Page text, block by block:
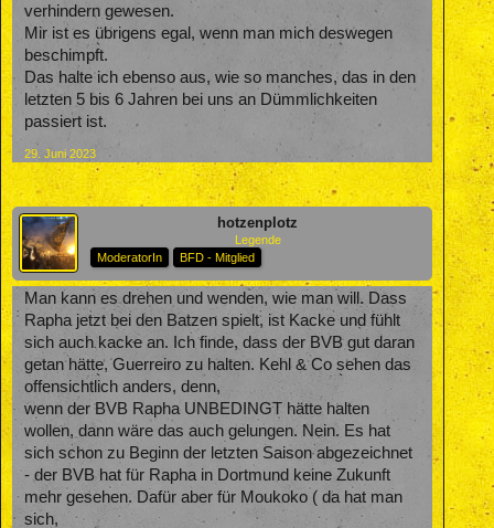
verhindern gewesen.
Mir ist es übrigens egal, wenn man mich deswegen
beschimpft.
Das halte ich ebenso aus, wie so manches, das in den
letzten 5 bis 6 Jahren bei uns an Dümmlichkeiten
passiert ist.
29. Juni 2023
hotzenplotz
Legende
ModeratorIn
BFD - Mitglied
Man kann es drehen und wenden, wie man will. Dass
Rapha jetzt bei den Batzen spielt, ist Kacke und fühlt
sich auch kacke an. Ich finde, dass der BVB gut daran
getan hätte, Guerreiro zu halten. Kehl & Co sehen das
offensichtlich anders, denn,
wenn der BVB Rapha UNBEDINGT hätte halten
wollen, dann wäre das auch gelungen. Nein. Es hat
sich schon zu Beginn der letzten Saison abgezeichnet
- der BVB hat für Rapha in Dortmund keine Zukunft
mehr gesehen. Dafür aber für Moukoko ( da hat man
sich,